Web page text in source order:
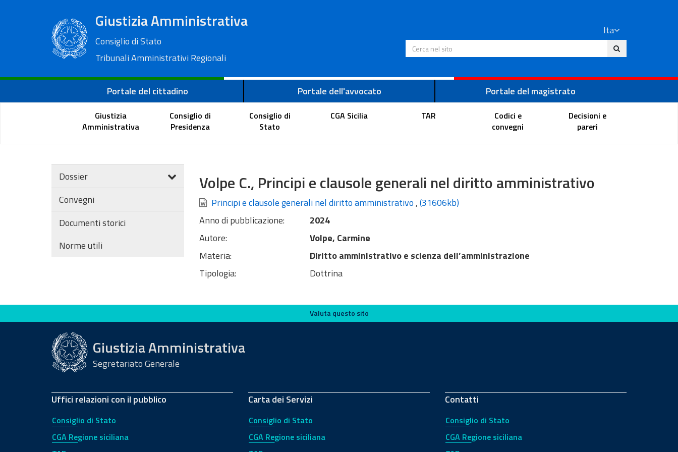
Giustizia Amministrativa
Consiglio di Stato
Tribunali Amministrativi Regionali
Ita
Cerca nel sito
Portale del cittadino Portale dell'avvocato Portale del magistrato
Giustizia
Amministrativa
Consiglio di
Presidenza
Consiglio di
Stato
CGA Sicilia TAR
Codici e
convegni
Decisioni e
pareri
Dossier
Convegni
Documenti storici
Norme utili
Volpe C., Principi e clausole generali nel diritto amministrativo
Principi e clausole generali nel diritto amministrativo ,(31606kb)
Anno di pubblicazione:
2024
Autore:
Volpe, Carmine
Materia:
Diritto amministrativo e scienza dell’amministrazione
Tipologia:
Dottrina
Valuta questo sito Valuta questo sito
Giustizia Amministrativa
Segretariato Generale
Uffici relazioni con il pubblico
Consiglio di Stato
CGA Regione siciliana
Carta dei Servizi
Consiglio di Stato
CGA Regione siciliana
Contatti
Consiglio di Stato
CGA Regione siciliana